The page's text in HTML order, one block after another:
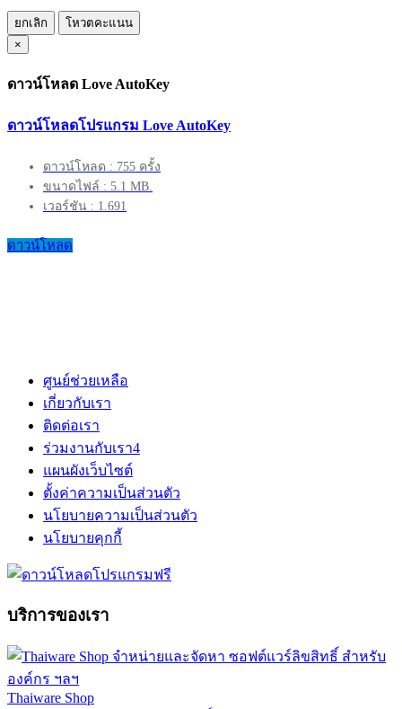
ยกเลิก
โหวตคะแนน
×
ดาวน์โหลด Love AutoKey
ดาวน์โหลดโปรแกรม Love AutoKey
ดาวน์โหลด : 755 ครั้ง
ขนาดไฟล์ : 5.1 MB.
เวอร์ชัน : 1.691
ดาวน์โหลด
ศูนย์ช่วยเหลือ
เกี่ยวกับเรา
ติดต่อเรา
ร่วมงานกับเรา4
แผนผังเว็บไซต์
ตั้งค่าความเป็นส่วนตัว
นโยบายความเป็นส่วนตัว
นโยบายคุกกี้
บริการของเรา
Thaiware Shop